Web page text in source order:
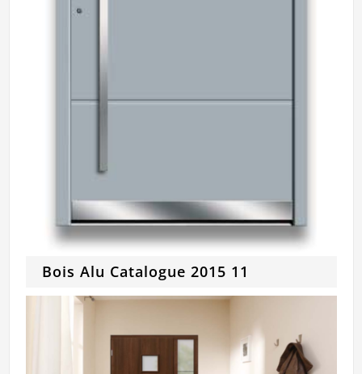
Bois Alu Catalogue 2015 11